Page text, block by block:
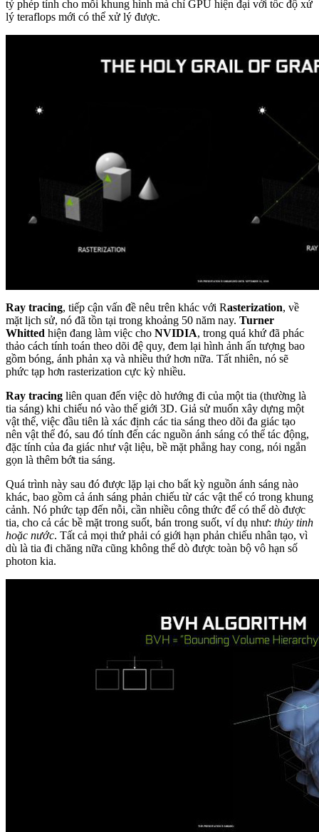
tỷ phép tính cho mỗi khung hình mà chỉ GPU hiện đại với tốc độ xử
lý teraflops mới có thể xử lý được.
Ray tracing, tiếp cận vấn đề nêu trên khác với Rasterization, về
mặt lịch sử, nó đã tồn tại trong khoảng 50 năm nay. Turner
Whitted hiện đang làm việc cho NVIDIA, trong quá khứ đã phác
thảo cách tính toán theo dõi đệ quy, đem lại hình ảnh ấn tượng bao
gồm bóng, ánh phản xạ và nhiều thứ hơn nữa. Tất nhiên, nó sẽ
phức tạp hơn rasterization cực kỳ nhiều.
Ray tracing liên quan đến việc dò hướng đi của một tia (thường là
tia sáng) khi chiếu nó vào thế giới 3D. Giả sử muốn xây dựng một
vật thể, việc đầu tiên là xác định các tia sáng theo dõi đa giác tạo
nên vật thể đó, sau đó tính đến các nguồn ánh sáng có thể tác động,
đặc tính của đa giác như vật liệu, bề mặt phẳng hay cong, nói ngắn
gọn là thêm bớt tia sáng.
Quá trình này sau đó được lặp lại cho bất kỳ nguồn ánh sáng nào
khác, bao gồm cả ánh sáng phản chiếu từ các vật thể có trong khung
cảnh. Nó phức tạp đến nỗi, cần nhiều công thức để có thể dò được
tia, cho cả các bề mặt trong suốt, bán trong suốt, ví dụ như: thủy tinh
hoặc nước. Tất cả mọi thứ phải có giới hạn phản chiếu nhân tạo, vì
dù là tia đi chăng nữa cũng không thể dò được toàn bộ vô hạn số
photon kia.